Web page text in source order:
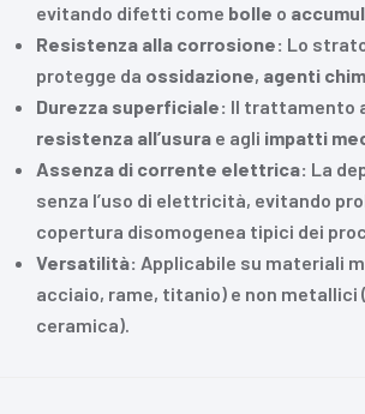
evitando difetti come bolle o
Resistenza alla corrosione: Lo
protegge da ossidazione, agenti
Durezza superficiale: Il trattamento
resistenza all’usura e agli impatti
Assenza di corrente elettrica: La
senza l’uso di elettricità, evitando
copertura disomogenea tipici dei
Versatilità: Applicabile su materiali
acciaio, rame, titanio) e non metallici
ceramica).